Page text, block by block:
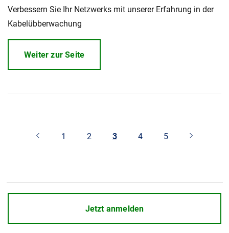
Verbessern Sie Ihr Netzwerks mit unserer Erfahrung in der
Kabelübberwachung
Weiter zur Seite
1 2 3 4 5
Jetzt anmelden